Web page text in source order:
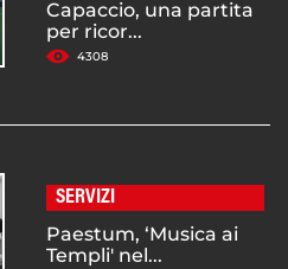
Capaccio, una partita
per ricor...
4308
SERVIZI
Paestum, ‘Musica ai
Templi' nel...